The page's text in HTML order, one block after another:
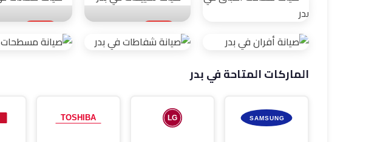
صيانة ثلاجات صيانة غسالات
أطباق
صيانة أفران
صيانة
صيانة
الماركات المتاحة في بدر